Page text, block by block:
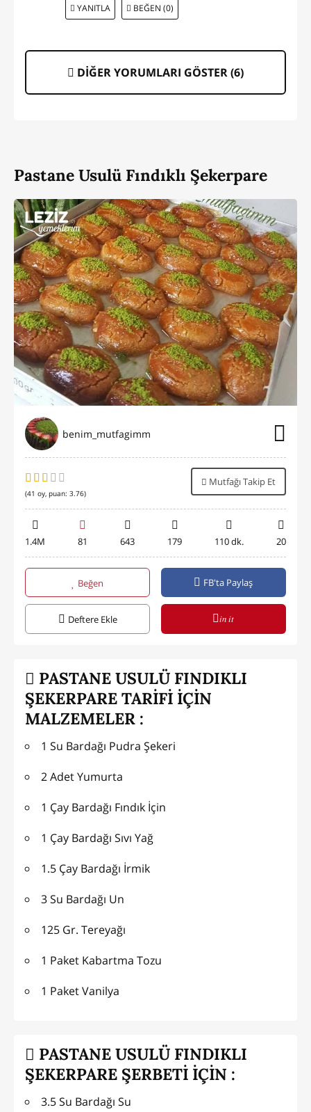
YANITLA BEĞEN (0)
DİĞER YORUMLARI GÖSTER (6)
Pastane Usulü Fındıklı Şekerpare
benim_mutfagimm
(41 oy, puan: 3.76)
Mutfağı Takip Et
1.4M 81 643 179 110 dk. 20
Beğen FB'ta Paylaş
Deftere Ekle in it
PASTANE USULÜ FINDIKLI
ŞEKERPARE TARİFİ İÇİN
MALZEMELER :
1 Su Bardağı Pudra Şekeri
2 Adet Yumurta
1 Çay Bardağı Fındık İçin
1 Çay Bardağı Sıvı Yağ
1.5 Çay Bardağı İrmik
3 Su Bardağı Un
125 Gr. Tereyağı
1 Paket Kabartma Tozu
1 Paket Vanilya
PASTANE USULÜ FINDIKLI
ŞEKERPARE ŞERBETİ İÇİN :
3.5 Su Bardağı Su